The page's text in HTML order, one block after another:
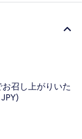
召し上がりいた